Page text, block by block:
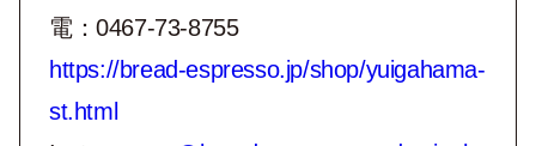
電：0467-73-8755
https://bread-espresso.jp/shop/yuigahama-
st.html